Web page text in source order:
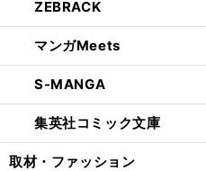
ZEBRACK
マンガMeets
S-MANGA
集英社コミック文庫
取材・ファッション